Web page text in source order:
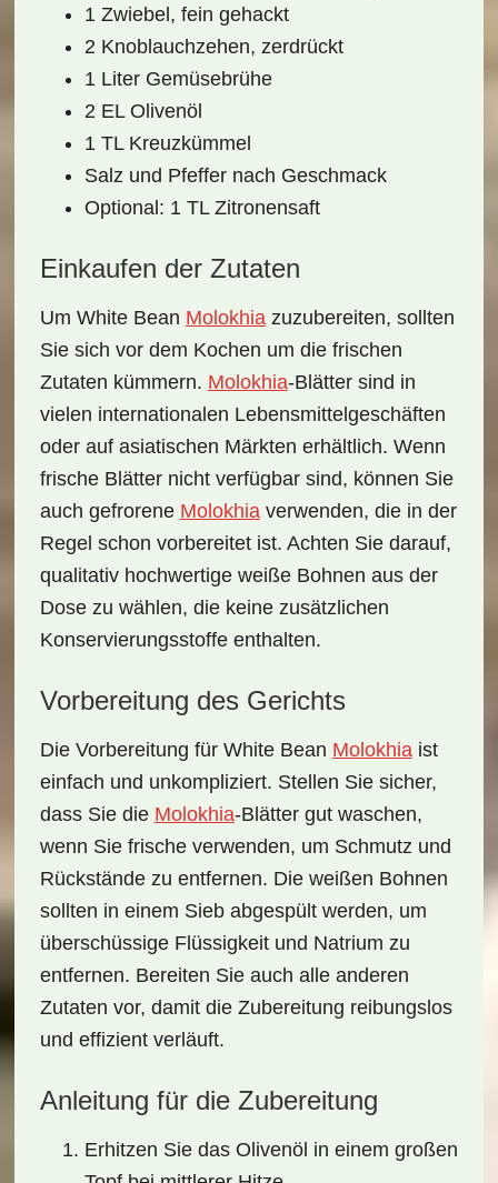
1 Zwiebel, fein gehackt
2 Knoblauchzehen, zerdrückt
1 Liter Gemüsebrühe
2 EL Olivenöl
1 TL Kreuzkümmel
Salz und Pfeffer nach Geschmack
Optional: 1 TL Zitronensaft
Einkaufen der Zutaten
Um White Bean Molokhiazuzubereiten, sollten
Sie sich vor dem Kochen um die frischen
Zutaten kümmern. Molokhia-Blätter sind in
vielen internationalen Lebensmittelgeschäften
oder auf asiatischen Märkten erhältlich. Wenn
frische Blätter nicht verfügbar sind, können Sie
auch gefrorene Molokhiaverwenden, die in der
Regel schon vorbereitet ist. Achten Sie darauf,
qualitativ hochwertige weiße Bohnen aus der
Dose zu wählen, die keine zusätzlichen
Konservierungsstoffe enthalten.
Vorbereitung des Gerichts
Die Vorbereitung für White Bean Molokhiaist
einfach und unkompliziert. Stellen Sie sicher,
dass Sie die Molokhia-Blätter gut waschen,
wenn Sie frische verwenden, um Schmutz und
Rückstände zu entfernen. Die weißen Bohnen
sollten in einem Sieb abgespült werden, um
überschüssige Flüssigkeit und Natrium zu
entfernen. Bereiten Sie auch alle anderen
Zutaten vor, damit die Zubereitung reibungslos
und effizient verläuft.
Anleitung für die Zubereitung
Erhitzen Sie das Olivenöl in einem großen